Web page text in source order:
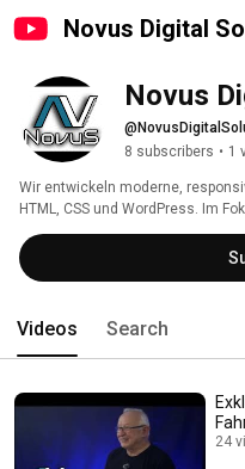
Novus Digital
Novus
8 subscribers • 1
Wir entwickeln moderne,
HTML, CSS und WordPress. Im
benutzerfreundliche
Webdesign, Logoerstellung, Farb-
SEA zur gezielten Steigerung
zukunftsorientiert.
Videos Search
24